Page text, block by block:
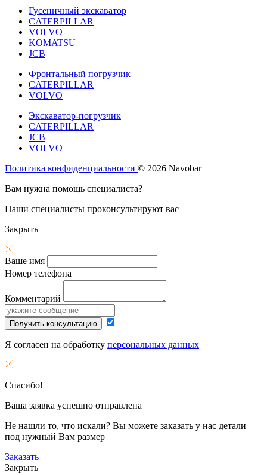
Гусеничный экскаватор
CATERPILLAR
VOLVO
KOMATSU
JCB
Фронтальный погрузчик
CATERPILLAR
VOLVO
Экскаватор-погрузчик
CATERPILLAR
JCB
VOLVO
Политика конфиденциальности © 2026 Navobar
Вам нужна помощь специалиста?
Наши специалисты проконсультируют вас
Закрыть
Ваше имя
Номер телефона
Комментарий
Получить консультацию
Я согласен на обработку персональных данных
Спасибо!
Ваша заявка успешно отправлена
Не нашли то, что искали? Вы можете заказать у нас детали
под нужный Вам размер
Заказать
Закрыть